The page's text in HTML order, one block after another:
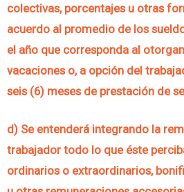
colectivas, porcentajes u otras
acuerdo al promedio de los
el año que corresponda al
vacaciones o, a opción del
seis (6) meses de prestación de
d) Se entenderá integrando la
trabajador todo lo que éste
ordinarios o extraordinarios,